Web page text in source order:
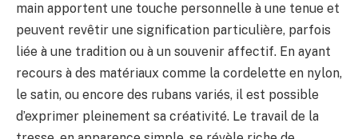
main apportent une touche personnelle à une tenue et
peuvent revêtir une signification particulière, parfois
liée à une tradition ou à un souvenir affectif. En ayant
recours à des matériaux comme la cordelette en nylon,
le satin, ou encore des rubans variés, il est possible
d’exprimer pleinement sa créativité. Le travail de la